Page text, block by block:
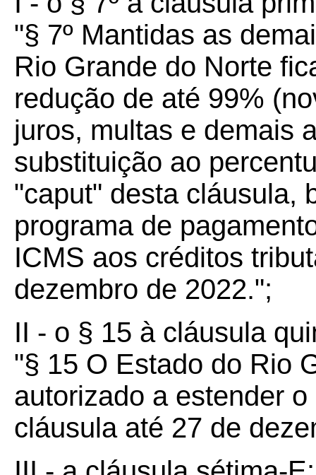
"§ 7º Mantidas as
Rio Grande do Norte
redução de até 99%
juros, multas e demais
substituição ao
"caput" desta cláusula,
programa de
ICMS aos créditos
dezembro de 2022.";
II - o § 15 à cláusula
"§ 15 O Estado do Rio
autorizado a estender
cláusula até 27 de